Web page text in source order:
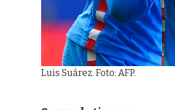
Luis Suárez. Foto: AFP.